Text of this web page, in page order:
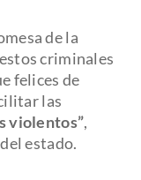
de la
criminales
felices de
las
violentos”,
estado.